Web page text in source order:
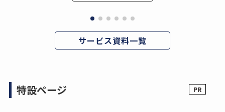
サービス資料一覧
特設ページ